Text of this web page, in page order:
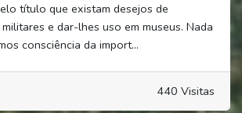
título que existam desejos de
e dar-lhes uso em museus. Nada
consciência da import...
440 Visitas